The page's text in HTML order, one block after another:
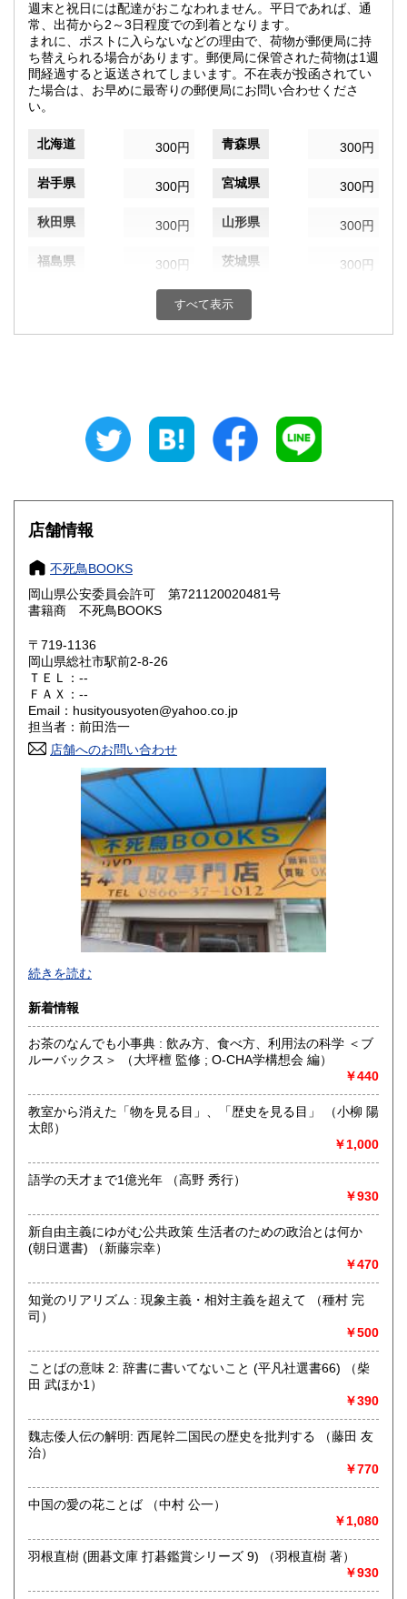
週末と祝日には配達がおこなわれません。平日であれば、通
常、出荷から2～3日程度での到着となります。
まれに、ポストに入らないなどの理由で、荷物が郵便局に持
ち替えられる場合があります。郵便局に保管された荷物は1週
間経過すると返送されてしまいます。不在表が投函されてい
た場合は、お早めに最寄りの郵便局にお問い合わせくださ
い。
北海道 300円 青森県 300円
岩手県 300円 宮城県 300円
秋田県 300円 山形県 300円
福島県 300円 茨城県 300円
300円 群馬県
埼玉県 千葉県
300円 富山県
300円 福井県
300円 300円
岐阜県
愛知県
滋賀県 300円
大阪府 300円
奈良県
鳥取県
300円 広島県
300円 徳島県
300円 愛媛県
300円 福岡県
300円 長崎県
熊本県
宮崎県
沖縄県 300円
すべて表示
店舗情報
不死鳥BOOKS
岡山県公安委員会許可 第721120020481号
書籍商 不死鳥BOOKS
〒719-1136
岡山県総社市駅前2-8-26
ＴＥＬ：--
ＦＡＸ：--
Email：husityousyoten@yahoo.co.jp
担当者：前田浩一
店舗へのお問い合わせ
不死鳥BOOKSでは、書籍だけでなくCD、DVD、レコード、
ゲーム、おもちゃ、骨董品まであらゆるものの買い取りがで
にお問い合わせください。出張費は、無料です。
沿線名：伯備線・桃太郎線(吉備線)
最寄駅：総社駅
定休日：年中無休
書籍の買取について
不死鳥BOOKSでは、書籍だけでなくCD、DVD、レコード、
ゲーム、おもちゃ、骨董品まであらゆるものの買い取りがで
きます。店主が、日本全国買取にお伺いいたします。お気軽
取り扱い分野
国書、サブカルチャー、古書一般（その他）
オールジャンル
続きを読む
新着情報
お茶のなんでも小事典 : 飲み方、食べ方、利用法の科学 ＜ブ
ルーバックス＞ （大坪檀 監修 ; O-CHA学構想会 編）
￥440
教室から消えた「物を見る目」、「歴史を見る目」 （小柳 陽
太郎）
￥1,000
語学の天才まで1億光年 （高野 秀行）
￥930
新自由主義にゆがむ公共政策 生活者のための政治とは何か
(朝日選書) （新藤宗幸）
￥470
知覚のリアリズム : 現象主義・相対主義を超えて （種村 完
司）
￥500
ことばの意味 2: 辞書に書いてないこと (平凡社選書66) （柴
田 武ほか1）
￥390
魏志倭人伝の解明: 西尾幹二国民の歴史を批判する （藤田 友
治）
￥770
中国の愛の花ことば （中村 公一）
￥1,080
羽根直樹 (囲碁文庫 打碁鑑賞シリーズ 9) （羽根直樹 著）
￥930